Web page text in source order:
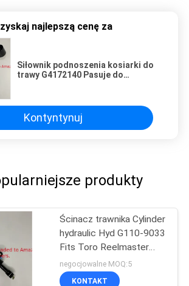
najlepszą cenę za
Siłownik podnoszenia kosiarki do
trawy G4172140 Pasuje do
Kontyntynuj
produkty
Ścinacz trawnika Cylinder
hydraulic Hyd G110-9033
Fits Toro Reelmaster
Viechles
negocjowalne MOQ:5
KONTAKT